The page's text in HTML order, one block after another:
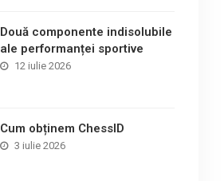
Două componente indisolubile
ale performanței sportive
12 iulie 2026
Cum obținem ChessID
3 iulie 2026